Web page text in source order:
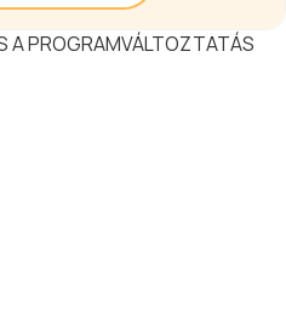
A PROGRAMVÁLTOZTATÁS